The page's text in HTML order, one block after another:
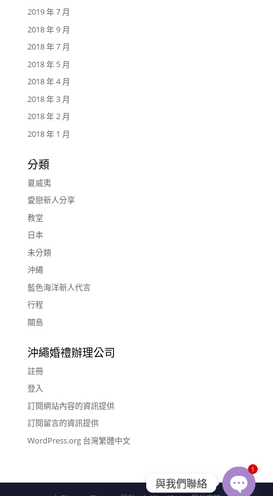
2019 年 7 月
2018 年 9 月
2018 年 7 月
2018 年 5 月
2018 年 4 月
2018 年 3 月
2018 年 2 月
2018 年 1 月
分類
夏威夷
愛戀新人分享
教堂
日本
未分類
沖繩
藍色海洋新人代言
行程
關島
沖繩婚禮辦理公司
註冊
登入
訂閱網站內容的資訊提供
訂閱留言的資訊提供
WordPress.org 台灣繁體中文
與我們聯絡
1